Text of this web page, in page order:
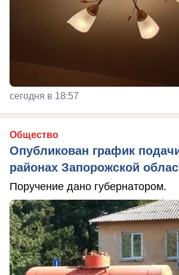
сегодня в 18:57
Общество
Опубликован график
районах Запорожской
Поручение дано губернатором.